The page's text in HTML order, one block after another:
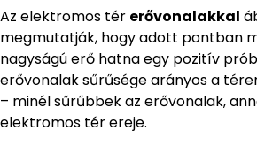
Az elektromos tér erővonalakkal
megmutatják, hogy adott pontban
nagyságú erő hatna egy pozitív
erővonalak sűrűsége arányos a
– minél sűrűbbek az erővonalak,
elektromos tér ereje.